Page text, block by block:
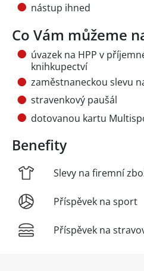
nástup ihned
Co Vám můžeme
úvazek na HPP v
knihkupectví
zaměstnaneckou slevu
stravenkový paušál
dotovanou kartu
Benefity
Slevy na firemní
Příspěvek na sport
Příspěvek na